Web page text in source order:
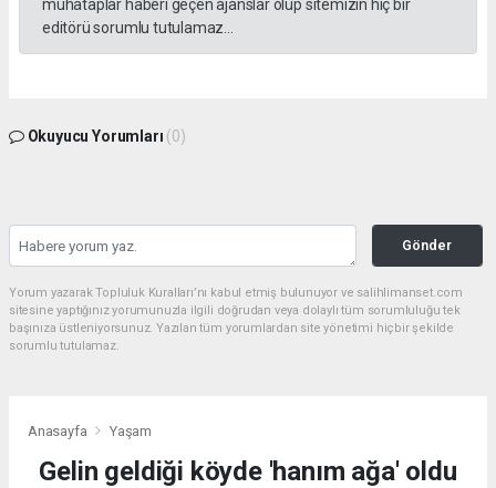
muhataplar haberi geçen ajanslar olup sitemizin hiç bir
editörü sorumlu tutulamaz...
Okuyucu Yorumları (0)
Gönder
Yorum yazarak Topluluk Kuralları’nı kabul etmiş bulunuyor ve salihlimanset.com
sitesine yaptığınız yorumunuzla ilgili doğrudan veya dolaylı tüm sorumluluğu tek
başınıza üstleniyorsunuz. Yazılan tüm yorumlardan site yönetimi hiçbir şekilde
sorumlu tutulamaz.
Anasayfa Yaşam
Gelin geldiği köyde 'hanım ağa' oldu